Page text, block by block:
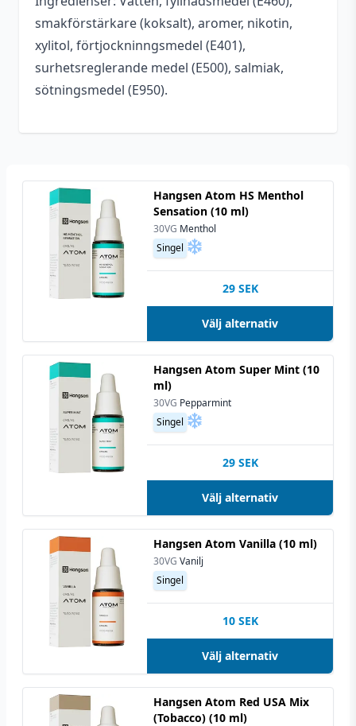
smakförstärkare (koksalt), aromer, nikotin,
xylitol, förtjockninngsmedel (E401),
surhetsreglerande medel (E500), salmiak,
sötningsmedel (E950).
Smakprofil
Jordgubbe
Tillverkare
VELO
Typ
All white snus,
Innehåll/förpackning 14 g
Format
Slim
Hangsen Atom HS Menthol
Sensation (10 ml)
30VG Menthol
Singel
29 SEK
Välj alternativ
Hangsen Atom Super Mint (10
ml)
30VG Pepparmint
Singel
29 SEK
Välj alternativ
Hangsen Atom Vanilla (10 ml)
30VG Vanilj
Singel
10 SEK
Välj alternativ
Hangsen Atom Red USA Mix
(Tobacco) (10 ml)